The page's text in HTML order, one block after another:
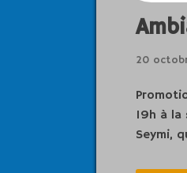
20
19h à
Seymi,